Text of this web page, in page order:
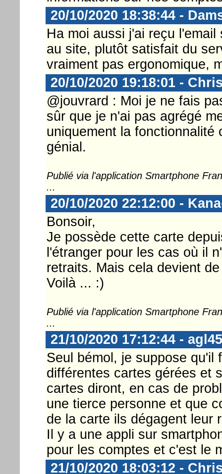
20/10/2020 18:38:44 -
Ha moi aussi j'ai reçu
au site, plutôt satisfait du
vraiment pas ergonomique,
20/10/2020 19:18:01 -
@jouvrard : Moi je ne fais
sûr que je n'ai pas agrégé
uniquement la
génial.
Publié via l'application Smartphone
...
20/10/2020 22:12:00 -
Bonsoir,
Je possède cette carte
l'étranger pour les cas où il
retraits. Mais cela devient
Voilà ... :)
Publié via l'application Smartphone
...
21/10/2020 17:12:44 - agl45
Seul bémol, je suppose qu'il
différentes cartes gérées et
cartes diront, en cas de
une tierce personne et que
de la carte ils dégagent leur
Il y a une appli sur
pour les comptes et c'est le
21/10/2020 18:03:12 -